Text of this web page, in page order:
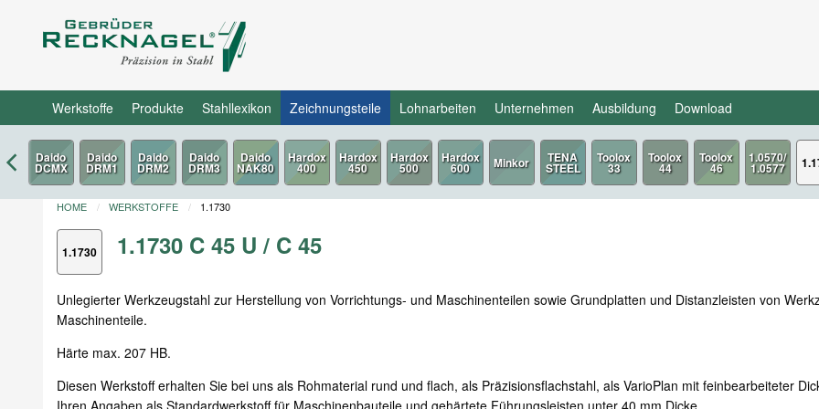
Werkstoffe Produkte Stahllexikon Zeichnungsteile Lohnarbeiten Unternehmen Ausbildung Download
HOME WERKSTOFFE 1.1730
1.1730 1.1730 C 45 U / C 45
Unlegierter Werkzeugstahl zur Herstellung von Vorrichtungs- und Maschinenteilen sowie Grundplatten und Distanzleisten von
Maschinenteile.
Härte max. 207 HB.
Diesen Werkstoff erhalten Sie bei uns als Rohmaterial rund und flach, als Präzisionsflachstahl, als VarioPlan mit feinbearbeiteter
Ihren Angaben als Standardwerkstoff für Maschinenbauteile und gehärtete Führungsleisten unter 40 mm Dicke.